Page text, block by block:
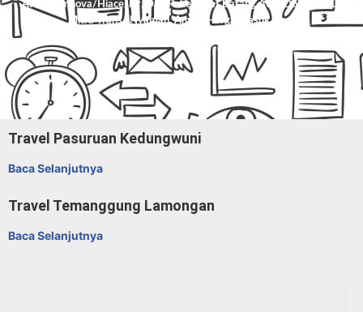
Avanza/Innova/Hiace/Elf, Dan Paket Kilat Barang Atau Dokumen Di
Mitra Trans. Nyaman, Aman, Harga Masuk Akal.
Travel Pasuruan Kedungwuni
Baca Selanjutnya
Travel Temanggung Lamongan
Baca Selanjutnya